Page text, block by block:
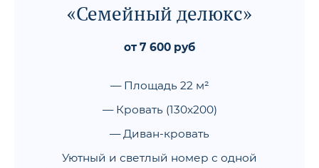
«Семейный делюкс»
от 7 600 руб
— Площадь 22 м²
— Кровать (130x200)
— Диван-кровать
Уютный и светлый номер с одной